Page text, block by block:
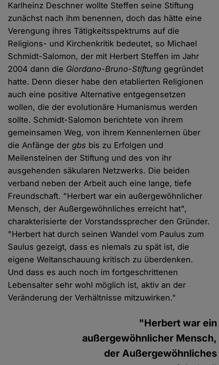
Karlheinz Deschner wollte Steffen seine Stiftung
zunächst nach ihm benennen, doch das hätte eine
Verengung ihres Tätigkeitsspektrums auf die
Religions- und Kirchenkritik bedeutet, so Michael
Schmidt-Salomon, der mit Herbert Steffen im Jahr
2004 dann die Giordano-Bruno-Stiftung gegründet
hatte. Denn dieser habe den etablierten Religionen
auch eine positive Alternative entgegensetzen
wollen, die der evolutionäre Humanismus werden
sollte. Schmidt-Salomon berichtete von ihrem
gemeinsamen Weg, von ihrem Kennenlernen über
die Anfänge dergbs bis zu Erfolgen und
Meilensteinen der Stiftung und des von ihr
ausgehenden säkularen Netzwerks. Die beiden
verband neben der Arbeit auch eine lange, tiefe
Freundschaft. "Herbert war ein außergewöhnlicher
Mensch, der Außergewöhnliches erreicht hat",
charakterisierte der Vorstandssprecher den Gründer.
"Herbert hat durch seinen Wandel vom Paulus zum
Saulus gezeigt, dass es niemals zu spät ist, die
eigene Weltanschauung kritisch zu überdenken.
Und dass es auch noch im fortgeschrittenen
Lebensalter sehr wohl möglich ist, aktiv an der
Veränderung der Verhältnisse mitzuwirken."
"Herbert war ein
außergewöhnlicher Mensch,
der Außergewöhnliches